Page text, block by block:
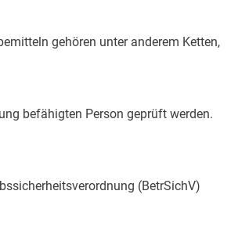
gehören unter anderem Ketten,
befähigten Person geprüft werden.
(BetrSichV)